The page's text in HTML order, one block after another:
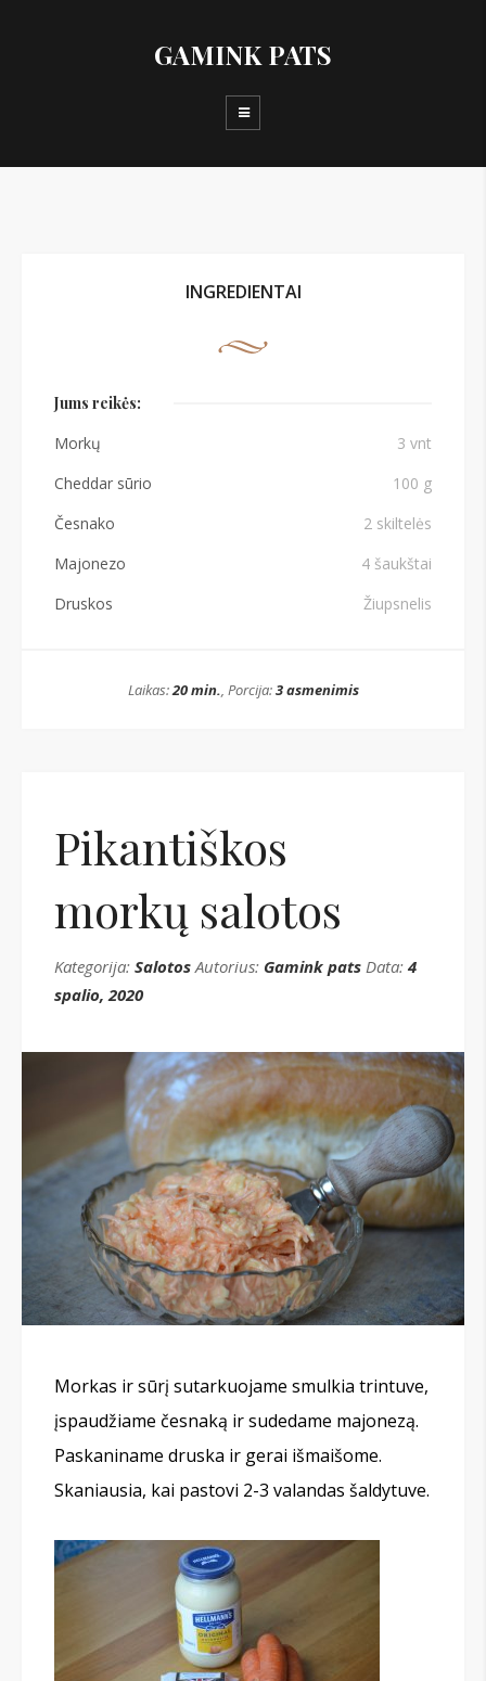
GAMINK PATS
INGREDIENTAI
Jums reikės:
Morkų
3 vnt
Cheddar sūrio
100 g
Česnako
2 skiltelės
Majonezo
4 šaukštai
Druskos
Žiupsnelis
Laikas:20 min., Porcija:3 asmenimis
Pikantiškos
morkų salotos
Kategorija: SalotosAutorius: Gamink pats Data: 4
spalio, 2020
Morkas ir sūrį sutarkuojame smulkia trintuve,
įspaudžiame česnaką ir sudedame majonezą.
Paskaniname druska ir gerai išmaišome.
Skaniausia, kai pastovi 2-3 valandas šaldytuve.